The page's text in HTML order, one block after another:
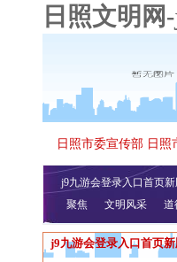
日照文明
日照市委宣传部 日照
j9九游会登录入口首页新
明播报
公
聚焦 文明风采 道
j9九游会登录入口首页